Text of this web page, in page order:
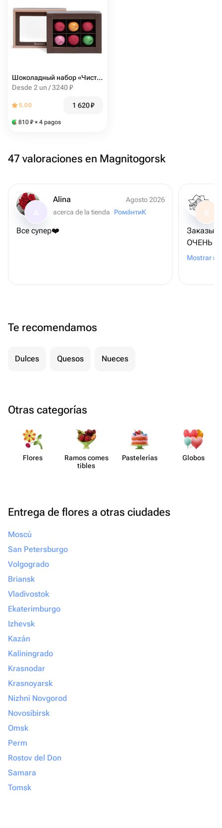
Шоколадный набор «Чистое удовольствие», Кантата
Desde 2 un / 3240 ₽
5.00 1 620₽
810 ₽ × 4 pagos
47 valoraciones en Magnitogorsk
Alina
Agosto 2026
acerca de la tienda
Рома́нтиК
Все супер❤️
R
ОЧЕНЬ
чем
Mostrar
Te recomendamos
Dulces Quesos Nueces
Otras categorías
Flores
Ramos comes​
tibles
Paste​lerías Globos
Entrega de flores a otras ciudades
Moscú
San Petersburgo
Volgogrado
Briansk
Vladivostok
Ekaterimburgo
Izhevsk
Kazán
Kaliningrado
Krasnodar
Krasnoyarsk
Nizhni Novgorod
Novosibirsk
Omsk
Perm
Rostov del Don
Samara
Tomsk